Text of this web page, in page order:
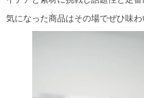
気になった商品はその場でぜひ味わ